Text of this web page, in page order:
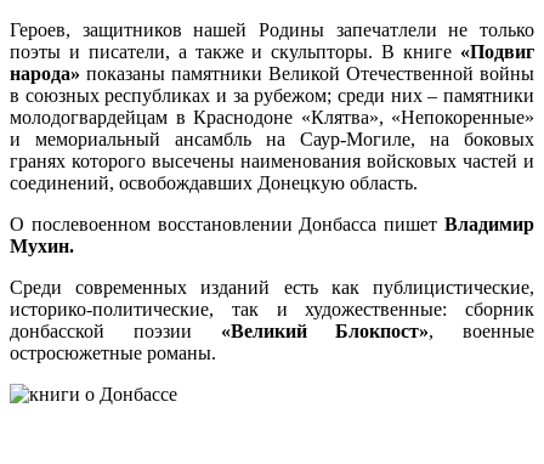
Героев, защитников нашей Родины запечатлели не только
поэты и писатели, а также и скульпторы. В книге «Подвиг
народа» показаны памятники Великой Отечественной войны
в союзных республиках и за рубежом; среди них – памятники
молодогвардейцам в Краснодоне «Клятва», «Непокоренные»
и мемориальный ансамбль на Саур-Могиле, на боковых
гранях которого высечены наименования войсковых частей и
соединений, освобождавших Донецкую область.
О послевоенном восстановлении Донбасса пишет Владимир
Мухин.
Среди современных изданий есть как публицистические,
историко-политические, так и художественные: сборник
донбасской поэзии «Великий Блокпост», военные
остросюжетные романы.